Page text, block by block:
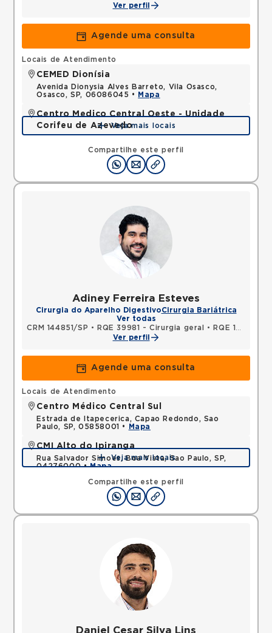
Ver perfil
Agende uma consulta
Compartilhe este perfil
Locais de Atendimento
CEMED Dionísia
Avenida Dionysia Alves Barreto, Vila Osasco,
Osasco, SP, 06086045 •
Mapa
Centro Medico Central Oeste - Unidade
Corifeu de Azevedo
Avenida Corifeu de Azevedo Marques, Centro,
Carapicuiba, SP, 06320090 •
Mapa
Veja mais locais
Adiney Ferreira Esteves
Cirurgia do Aparelho DigestivoCirurgia Bariátrica
Ver todas
CRM 144851/SP • RQE 39981 - Cirurgia geral •
RQE 101417 - Coloproctologia
Ver perfil
Agende uma consulta
Compartilhe este perfil
Locais de Atendimento
Centro Médico Central Sul
Estrada de Itapecerica, Capao Redondo, Sao
Paulo, SP, 05858001 •
Mapa
CMI Alto do Ipiranga
Rua Salvador Simoes, Boa Vista, Sao Paulo, SP,
04276000 •Mapa
Veja mais locais
Daniel Cesar Silva Lins